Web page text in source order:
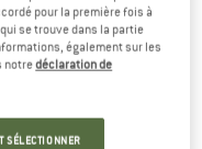
pour la première fois à
se trouve dans la partie
également sur les
notredéclaration de
SÉLECTIONNER